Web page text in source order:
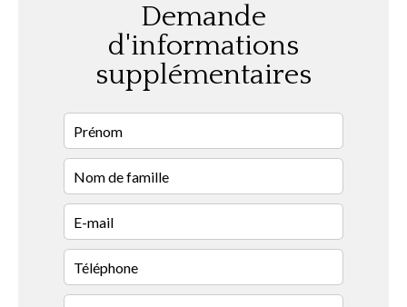
Demande
d'informations
supplémentaires